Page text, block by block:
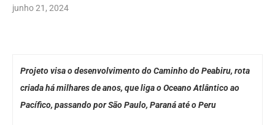
junho 21, 2024
Projeto visa o desenvolvimento do Caminho do Peabiru, rota
criada há milhares de anos, que liga o Oceano Atlântico ao
Pacífico, passando por São Paulo, Paraná até o Peru